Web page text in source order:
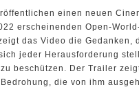
einen neuen
erscheinenden Open-
das Video die Gedanken,
jeder Herausforderung
beschützen. Der Trailer
die von ihm